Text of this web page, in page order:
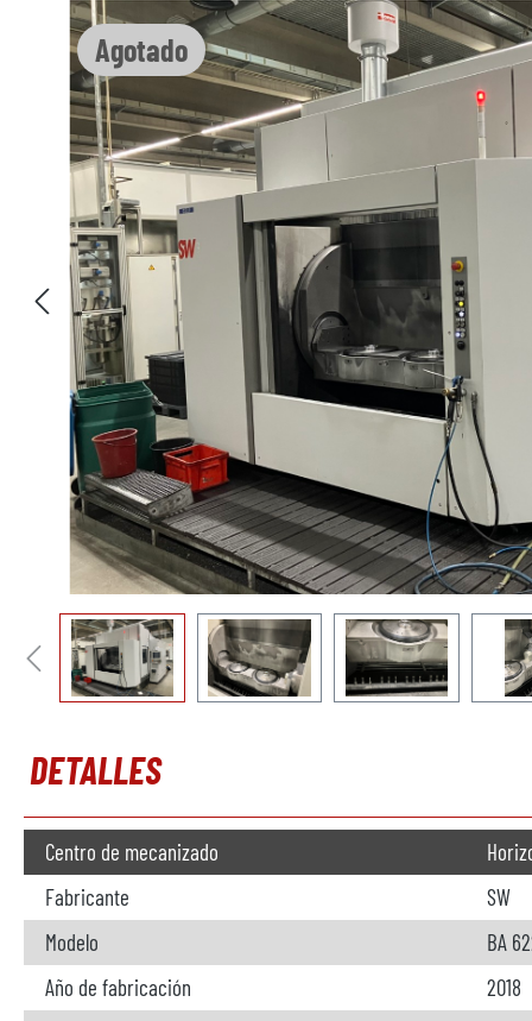
Agotado
Omitir galería de imágenes
DETALLES
Centro de mecanizado
Fabricante
SW
Modelo
BA
Año de fabricación
2018